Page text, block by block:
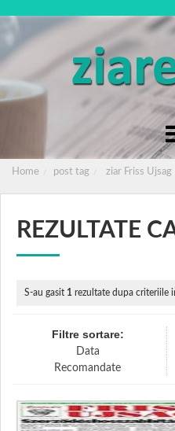
Home post tag ziar Friss Ujsag
REZULTATE
S-au gasit 1 rezultate dupa criteriile
Filtre sortare:
Data
Recomandate